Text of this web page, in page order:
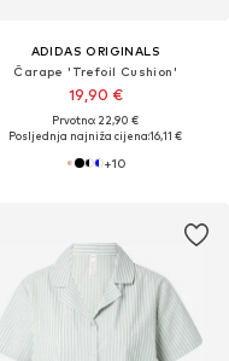
ADIDAS ORIGINALS
Čarape 'Trefoil Cushion'
19,90 €
Prvotno: 22,90 €
Posljednja najniža cijena:16,11 €
+10